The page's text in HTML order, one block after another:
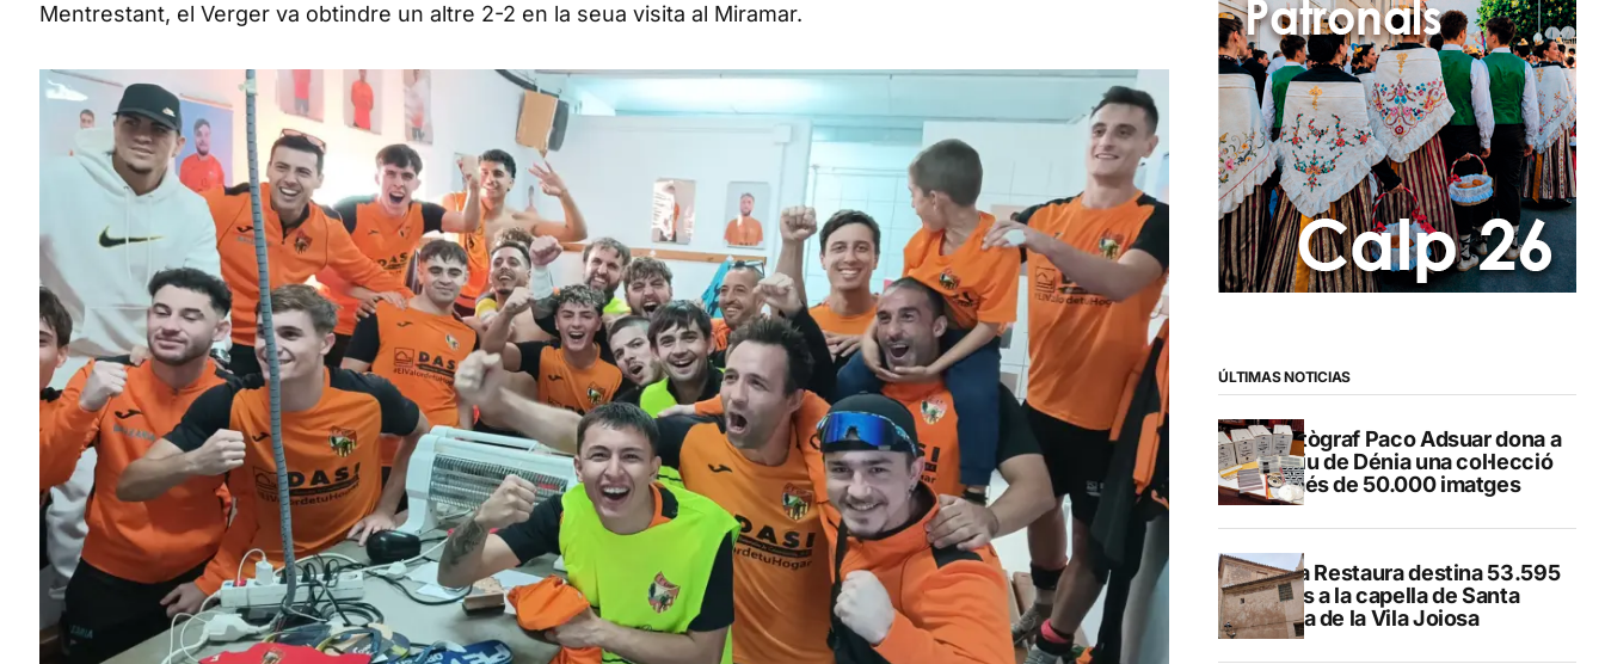
Mentrestant, el Verger va obtindre un altre 2-2 en la seua visita al Miramar.
ÚLTIMAS NOTICIAS
El fotògraf Paco Adsuar dona a
l’Arxiu de Dénia una col·lecció
de més de 50.000 imatges
El Pla Restaura destina 53.595
euros a la capella de Santa
Marta de la Vila Joiosa